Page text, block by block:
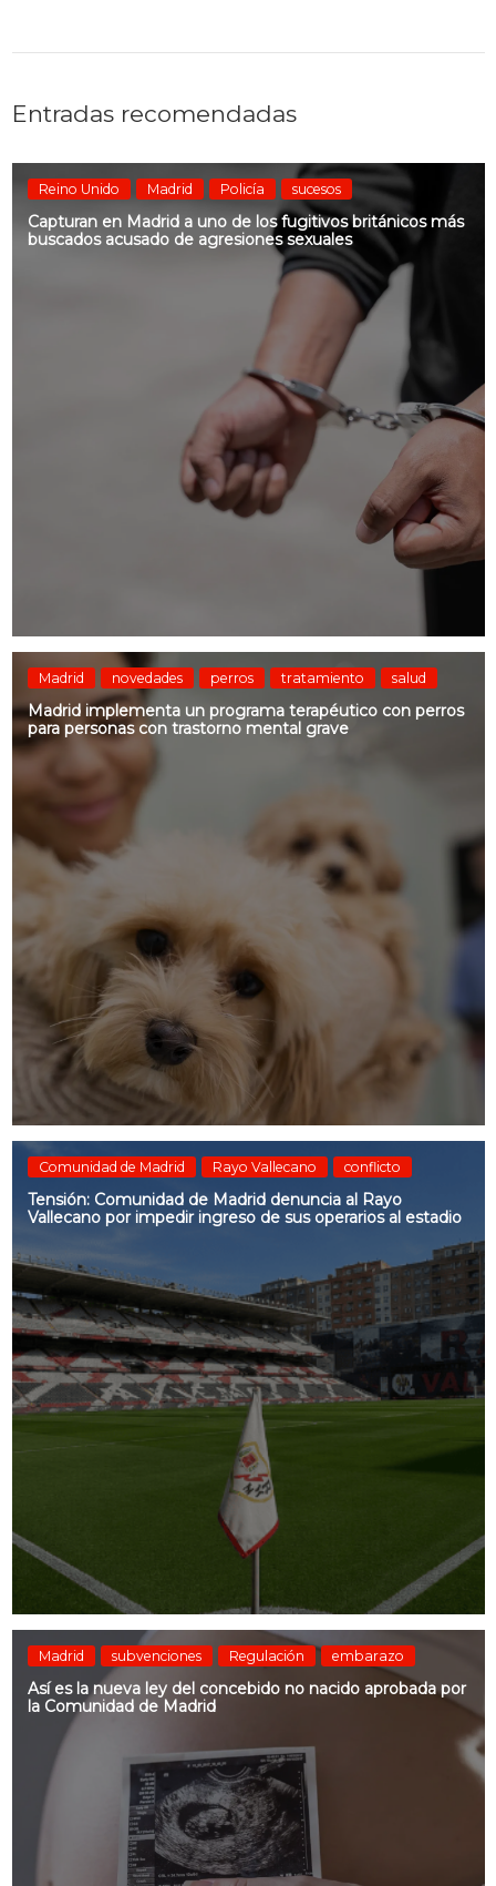
Entradas recomendadas
Reino Unido Madrid Policía sucesos
Capturan en Madrid a uno de los fugitivos británicos más
buscados acusado de agresiones sexuales
Madrid novedades perros tratamiento salud
Madrid implementa un programa terapéutico con perros
para personas con trastorno mental grave
Comunidad de Madrid Rayo Vallecano conflicto
Tensión: Comunidad de Madrid denuncia al Rayo
Vallecano por impedir ingreso de sus operarios al estadio
Madrid subvenciones Regulación embarazo
Así es la nueva ley del concebido no nacido aprobada por
la Comunidad de Madrid